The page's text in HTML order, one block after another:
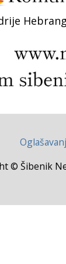
© Šibenik